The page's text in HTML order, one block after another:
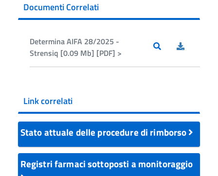
Documenti Correlati
Determina AIFA 28/2025 -
Strensiq [0.09 Mb] [PDF] >
Link correlati
Stato attuale delle procedure di rimborso
Registri farmaci sottoposti a monitoraggio